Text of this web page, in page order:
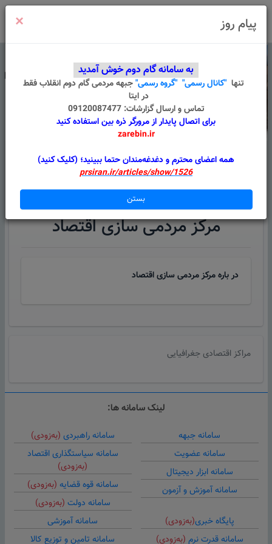
مراکز اقتصادی جغرافیایی (استان/شهرستان)
مرکز مردمی سازی اقتصاد
در باره مرکز مردمی سازی اقتصاد
مراکز اقتصادی جغرافیایی
لینک سامانه ها:
سامانه جبهه
سامانه عضویت
سامانه ابزار دیجیتال
سامانه آموزش و آزمون
سامانه راهبردی (به‌زودی)
سامانه سیاستگذاری اقتصاد
(به‌زودی)
سامانه قوه قضایه (به‌زودی)
سامانه دولت (به‌زودی)
پایگاه خبری(به‌زودی)
سامانه قدرت نرم (به‌زودی)
سامانه آموزشی
سامانه تامین و توزیع کالا
پیام روز ×
به سامانه گام دوم خوش آمدید
تنها "کانال رسمی" "گروه رسمی"جبهه مردمی گام دوم انقلابفقط
در ایتا
تماس و ارسال گزارشات: 09120087477
برای اتصال پایدار از مرورگر ذره بین استفاده کنید
zarebin.ir
همه اعضای محترم و دغدغه‌مندان حتما ببینید؛ (کلیک کنید)
prsiran.ir/articles/show/1526
بستن